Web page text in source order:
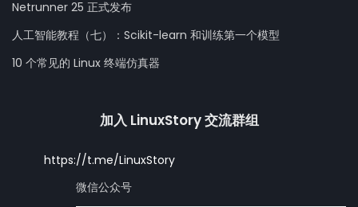
Netrunner 25 正式发布
人工智能教程（七）：Scikit-learn 和训练第一个模型
10 个常见的 Linux 终端仿真器
加入 LinuxStory 交流群组
https://t.me/LinuxStory
微信公众号